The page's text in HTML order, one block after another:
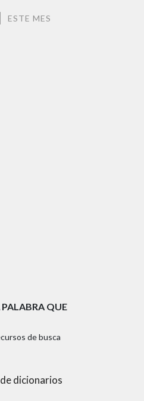
ESTE MES
QUE
de busca
dicionarios